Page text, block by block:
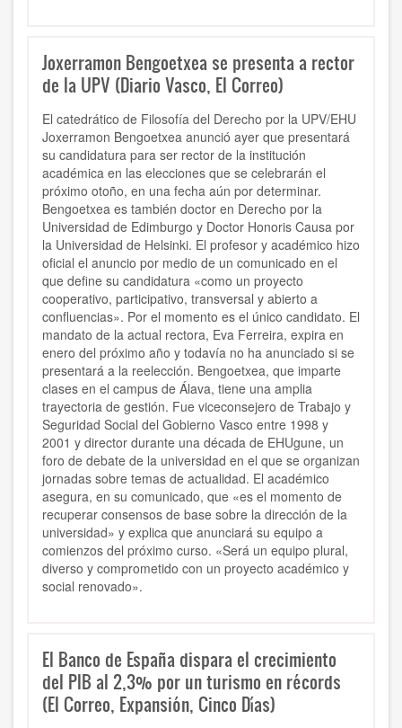
Joxerramon Bengoetxea se presenta a rector
de la UPV (Diario Vasco, El Correo)
El catedrático de Filosofía del Derecho por la UPV/EHU
Joxerramon Bengoetxea anunció ayer que presentará
su candidatura para ser rector de la institución
académica en las elecciones que se celebrarán el
próximo otoño, en una fecha aún por determinar.
Bengoetxea es también doctor en Derecho por la
Universidad de Edimburgo y Doctor Honoris Causa por
la Universidad de Helsinki. El profesor y académico hizo
oficial el anuncio por medio de un comunicado en el
que define su candidatura «como un proyecto
cooperativo, participativo, transversal y abierto a
confluencias». Por el momento es el único candidato. El
mandato de la actual rectora, Eva Ferreira, expira en
enero del próximo año y todavía no ha anunciado si se
presentará a la reelección. Bengoetxea, que imparte
clases en el campus de Álava, tiene una amplia
trayectoria de gestión. Fue viceconsejero de Trabajo y
Seguridad Social del Gobierno Vasco entre 1998 y
2001 y director durante una década de EHUgune, un
foro de debate de la universidad en el que se organizan
jornadas sobre temas de actualidad. El académico
asegura, en su comunicado, que «es el momento de
recuperar consensos de base sobre la dirección de la
universidad» y explica que anunciará su equipo a
comienzos del próximo curso. «Será un equipo plural,
diverso y comprometido con un proyecto académico y
social renovado».
El Banco de España dispara el crecimiento
del PIB al 2,3% por un turismo en récords
(El Correo, Expansión, Cinco Días)